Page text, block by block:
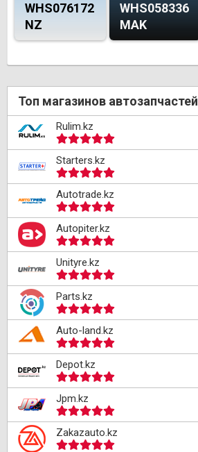
WHS076172
NZ
WHS058336
MAK
Топ магазинов автозапчастей
Rulim.kz
Starters.kz
Autotrade.kz
Autopiter.kz
Unityre.kz
Parts.kz
Auto-land.kz
Depot.kz
Jpm.kz
Zakazauto.kz